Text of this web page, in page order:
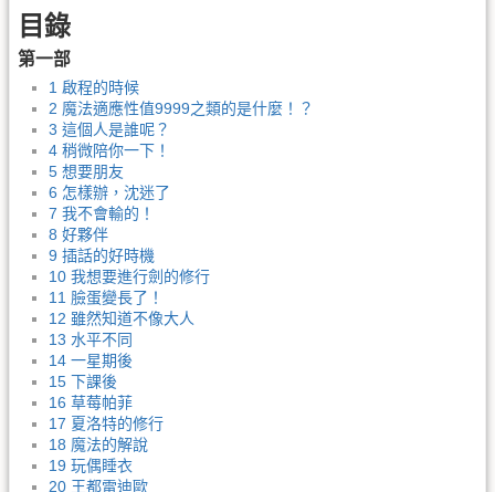
目錄
第一部
1 啟程的時候
2 魔法適應性值9999之類的是什麼！？
3 這個人是誰呢？
4 稍微陪你一下！
5 想要朋友
6 怎樣辦，沈迷了
7 我不會輸的！
8 好夥伴
9 插話的好時機
10 我想要進行劍的修行
11 臉蛋變長了！
12 雖然知道不像大人
13 水平不同
14 一星期後
15 下課後
16 草莓帕菲
17 夏洛特的修行
18 魔法的解說
19 玩偶睡衣
20 王都雷迪歐